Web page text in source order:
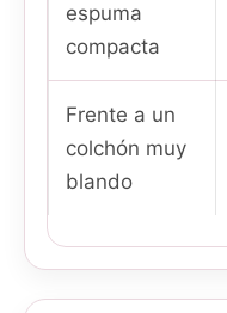
espuma
compacta
Frente a un
colchón muy
blando